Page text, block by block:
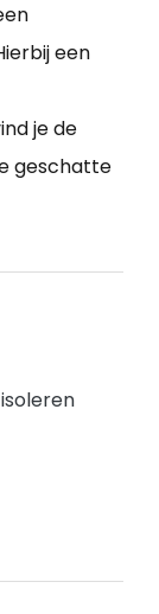
een
je de
geschatte